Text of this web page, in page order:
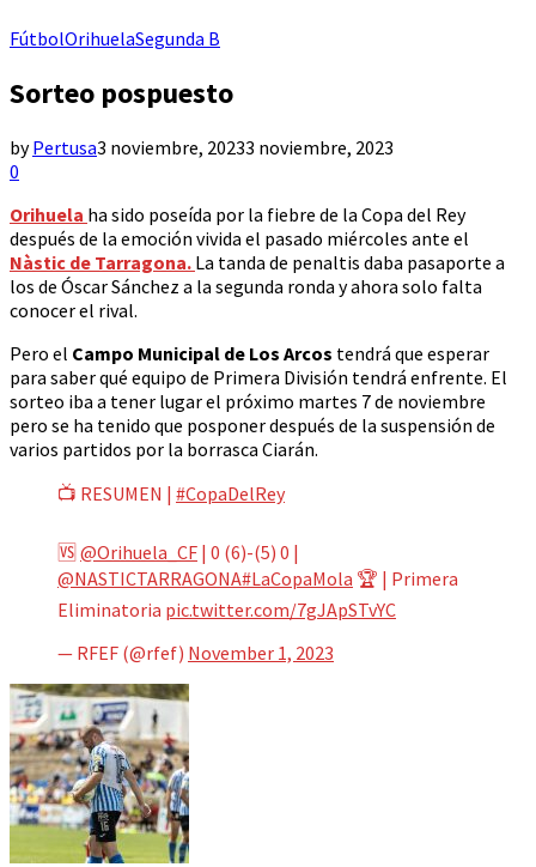
FútbolOrihuelaSegunda B
Sorteo pospuesto
byPertusa3 noviembre, 20233 noviembre, 2023
0
Orihuela ha sido poseída por la fiebre de la Copa del Rey
después de la emoción vivida el pasado miércoles ante el
Nàstic de Tarragona. La tanda de penaltis daba pasaporte a
los de Óscar Sánchez a la segunda ronda y ahora solo falta
conocer el rival.
Pero el Campo Municipal de Los Arcos tendrá que esperar
para saber qué equipo de Primera División tendrá enfrente. El
sorteo iba a tener lugar el próximo martes 7 de noviembre
pero se ha tenido que posponer después de la suspensión de
varios partidos por la borrasca Ciarán.
📺 RESUMEN | #CopaDelRey
🆚 @Orihuela_CF | 0 (6)-(5) 0 |
@NASTICTARRAGONA#LaCopaMola 🏆 | Primera
Eliminatoria pic.twitter.com/7gJApSTvYC
— RFEF (@rfef) November 1, 2023